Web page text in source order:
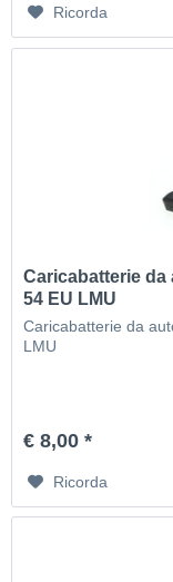
Ricorda
Caricabatterie da
54 EU LMU
Caricabatterie da
LMU
€ 8,00 *
Ricorda